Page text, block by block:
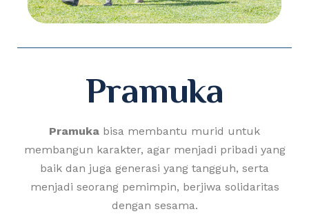
Pramuka
Pramuka bisa membantu murid untuk
membangun karakter, agar menjadi pribadi yang
baik dan juga generasi yang tangguh, serta
menjadi seorang pemimpin, berjiwa solidaritas
dengan sesama.